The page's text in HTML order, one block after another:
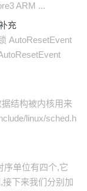
ARM ...
充
AutoResetEvent
结构被内核用来
linux/sched.h
序单位有四个,它
下来我们分别加